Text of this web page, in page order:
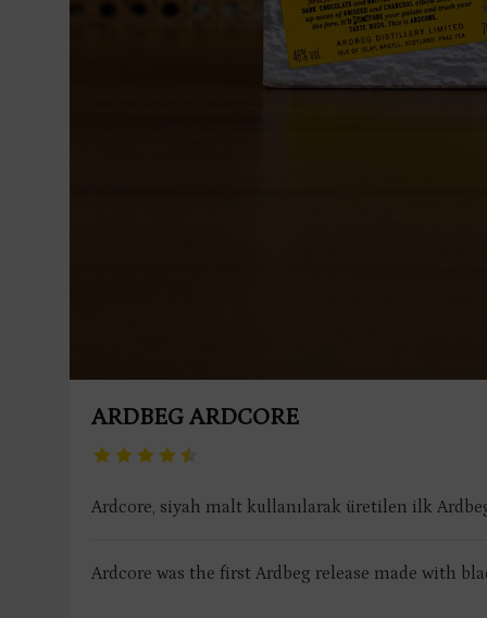
ARDBEG ARDCORE
Ardcore, siyah malt kullanılarak üretilen ilk
Ardcore was the first Ardbeg release made with